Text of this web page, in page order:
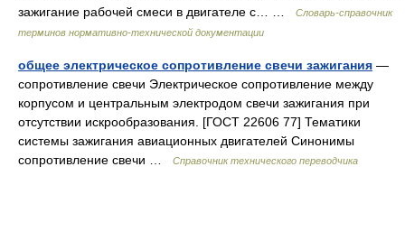
зажигание рабочей смеси в двигателе с… …
Словарь-справочник
терминов нормативно-технической документации
общее электрическое сопротивление свечи зажигания —
сопротивление свечи Электрическое сопротивление между
корпусом и центральным электродом свечи зажигания при
отсутствии искрообразования. [ГОСТ 22606 77] Тематики
системы зажигания авиационных двигателей Синонимы
сопротивление свечи …
Справочник технического переводчика